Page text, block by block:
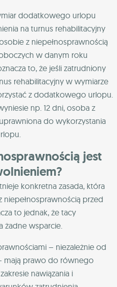
dodatkowego urlopu
na turnus rehabilitacyjny
z niepełnosprawnością
w danym roku
to, że jeśli zatrudniony
rehabilitacyjny w wymiarze
z dodatkowego urlopu.
np. 12 dni, osoba z
do wykorzystania
jest
konkretna zasada, która
przed
to jednak, że tacy
żadne wsparcie.
– niezależnie od
mają prawo do równego
nawiązania i